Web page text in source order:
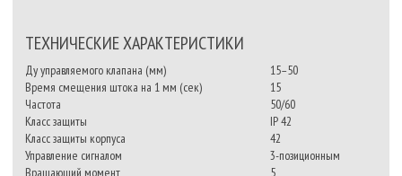
ТЕХНИЧЕСКИЕ ХАРАКТЕРИСТИКИ
Ду управляемого клапана (мм)
15–50
Время смещения штока на 1 мм (сек)
15
Частота
50/60
Класс защиты
IP 42
Класс защиты корпуса
42
Управление сигналом
3-позиционным
Вращающий момент
5